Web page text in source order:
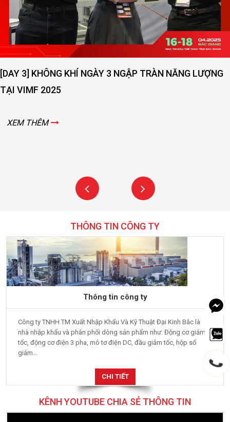
[DAY 2] SỨC NÓNG NGÀY THỨ 2 VẪN ĐANG LAN TOẢ -
THÔNG TIN CÔNG TY
Thông tin công ty
Công ty TNHH TM Xuất Nhập Khẩu Và Kỹ Thuật Đại Kinh Bắc là
nhà nhập khẩu và phân phối dòng sản phẩm như: Động cơ giảm
tốc, động cơ điện 3 pha, mô tơ điện DC, đầu giảm tốc, hộp số
CHI TIẾT
KÊNH YOUTUBE CHIA SẺ THÔNG TIN